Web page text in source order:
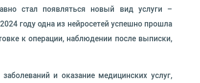
стал появляться новый вид услуги –
году одна из нейросетей успешно прошла
к операции, наблюдении после выписки,
и оказание медицинских услуг,